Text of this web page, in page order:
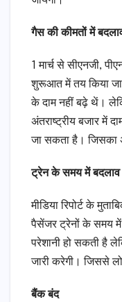
गैस की कीमतों में
1 मार्च से सीएनजी,
शुरूआत में तय किया
के दाम नहीं बढ़े थें।
अंतराष्ट्रीय बजार में
जा सकता है। जिसका
ट्रेन के समय में बदलाव
मीडिया रिपोर्ट के
पैसेंजर ट्रेनों के समय
परेशानी हो सकती है
जारी करेगी। जिससे
बैंक बंद